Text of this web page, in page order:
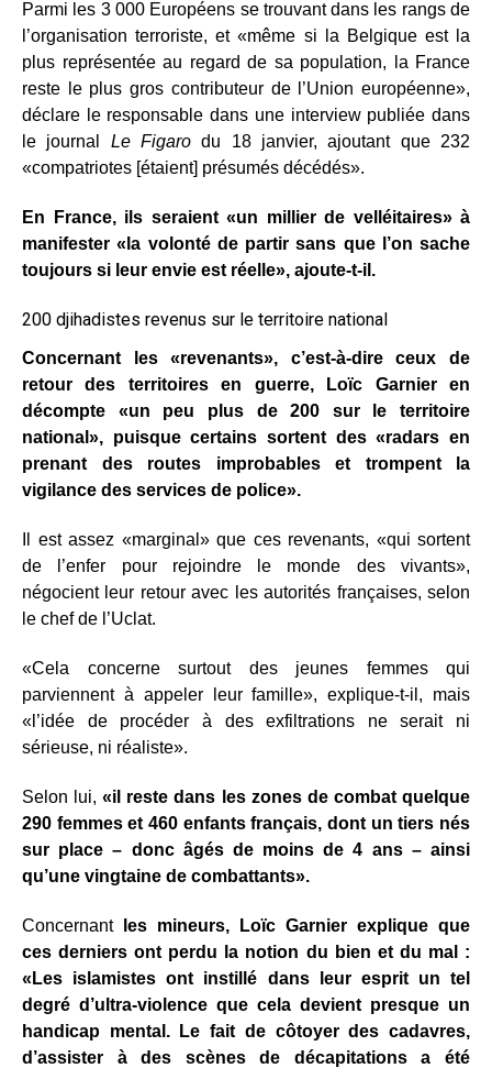
Parmi les 3 000 Européens se trouvant dans les rangs de
l’organisation terroriste, et «même si la Belgique est la
plus représentée au regard de sa population, la France
reste le plus gros contributeur de l’Union européenne»,
déclare le responsable dans une interview publiée dans
le journal Le Figaro du 18 janvier, ajoutant que 232
«compatriotes [étaient] présumés décédés».
En France, ils seraient «un millier de velléitaires» à
manifester «la volonté de partir sans que l’on sache
toujours si leur envie est réelle», ajoute-t-il.
200 djihadistes revenus sur le territoire national
Concernant les «revenants», c’est-à-dire ceux de
retour des territoires en guerre, Loïc Garnier en
décompte «un peu plus de 200 sur le territoire
national», puisque certains sortent des «radars en
prenant des routes improbables et trompent la
vigilance des services de police».
Il est assez «marginal» que ces revenants, «qui sortent
de l’enfer pour rejoindre le monde des vivants»,
négocient leur retour avec les autorités françaises, selon
le chef de l’Uclat.
«Cela concerne surtout des jeunes femmes qui
parviennent à appeler leur famille», explique-t-il, mais
«l’idée de procéder à des exfiltrations ne serait ni
sérieuse, ni réaliste».
Selon lui,«il reste dans les zones de combat quelque
290 femmes et 460 enfants français, dont un tiers nés
sur place – donc âgés de moins de 4 ans – ainsi
qu’une vingtaine de combattants».
Concernant
les mineurs, Loïc Garnier explique que
ces derniers ont perdu la notion du bien et du mal :
«Les islamistes ont instillé dans leur esprit un tel
degré d’ultra-violence que cela devient presque un
handicap mental. Le fait de côtoyer des cadavres,
d’assister à des scènes de décapitations a été